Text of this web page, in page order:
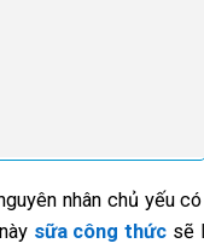
nhân chủ yếu
sữa công thức sẽ